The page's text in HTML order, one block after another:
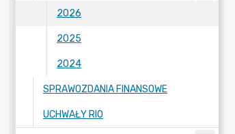
2026
2025
2024
SPRAWOZDANIA FINANSOWE
UCHWAŁY RIO